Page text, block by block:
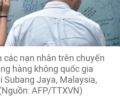
nạn nhân trên chuyến
hàng không quốc gia
Subang Jaya, Malaysia,
AFP/TTXVN)